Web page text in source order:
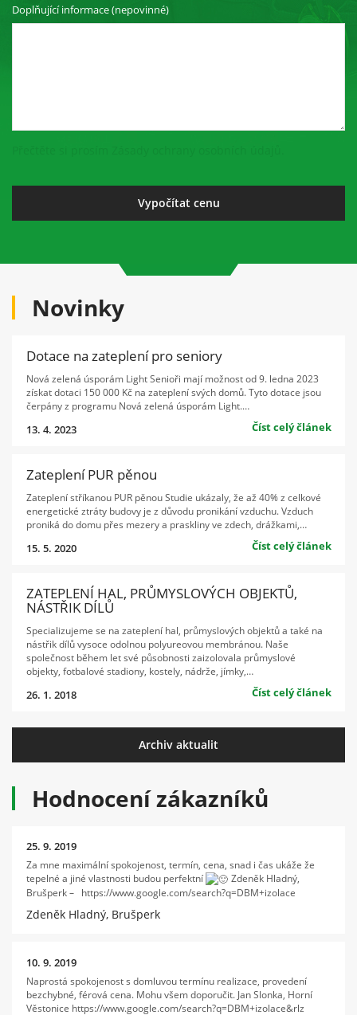
Doplňující informace (nepovinné)
Novinky
Dotace na zateplení pro seniory
Nová zelená úsporám Light Senioři mají možnost od 9. ledna 2023
získat dotaci 150 000 Kč na zateplení svých domů. Tyto dotace jsou
čerpány z programu Nová zelená úsporám Light.…
13. 4. 2023 Číst celý článek
Zateplení PUR pěnou
Zateplení stříkanou PUR pěnou Studie ukázaly, že až 40% z celkové
energetické ztráty budovy je z důvodu pronikání vzduchu. Vzduch
proniká do domu přes mezery a praskliny ve zdech, drážkami,…
15. 5. 2020 Číst celý článek
ZATEPLENÍ HAL, PRŮMYSLOVÝCH OBJEKTŮ,
NÁSTŘIK DÍLŮ
Specializujeme se na zateplení hal, průmyslových objektů a také na
nástřik dílů vysoce odolnou polyureovou membránou. Naše
společnost během let své působnosti zaizolovala průmyslové
objekty, fotbalové stadiony, kostely, nádrže, jímky,…
26. 1. 2018 Číst celý článek
Archiv aktualit
Hodnocení zákazníků
25. 9. 2019
Za mne maximální spokojenost, termín, cena, snad i čas ukáže že
tepelné a jiné vlastnosti budou perfektní
Zdeněk Hladný,
Brušperk – https://www.google.com/search?q=DBM+izolace
Zdeněk Hladný, Brušperk
10. 9. 2019
Naprostá spokojenost s domluvou termínu realizace, provedení
bezchybné, férová cena. Mohu všem doporučit. Jan Slonka, Horní
Věstonice https://www.google.com/search?q=DBM+izolace&rlz